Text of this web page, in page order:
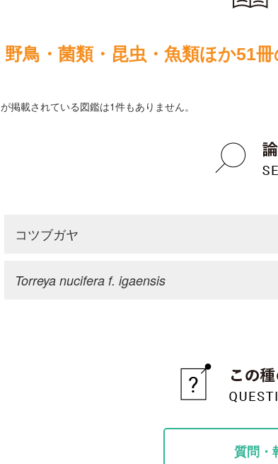
野鳥・菌類・昆虫・魚類ほか51
掲載されている図鑑は1件もありません。
コツブガヤ
Torreya nucifera f. igaensis
質問・